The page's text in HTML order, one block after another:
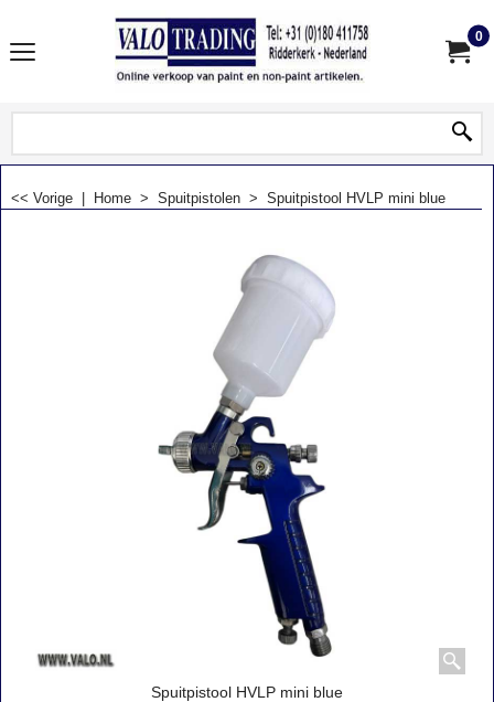
0
<< Vorige Home > Spuitpistolen > Spuitpistool HVLP mini blue
Spuitpistool HVLP mini blue